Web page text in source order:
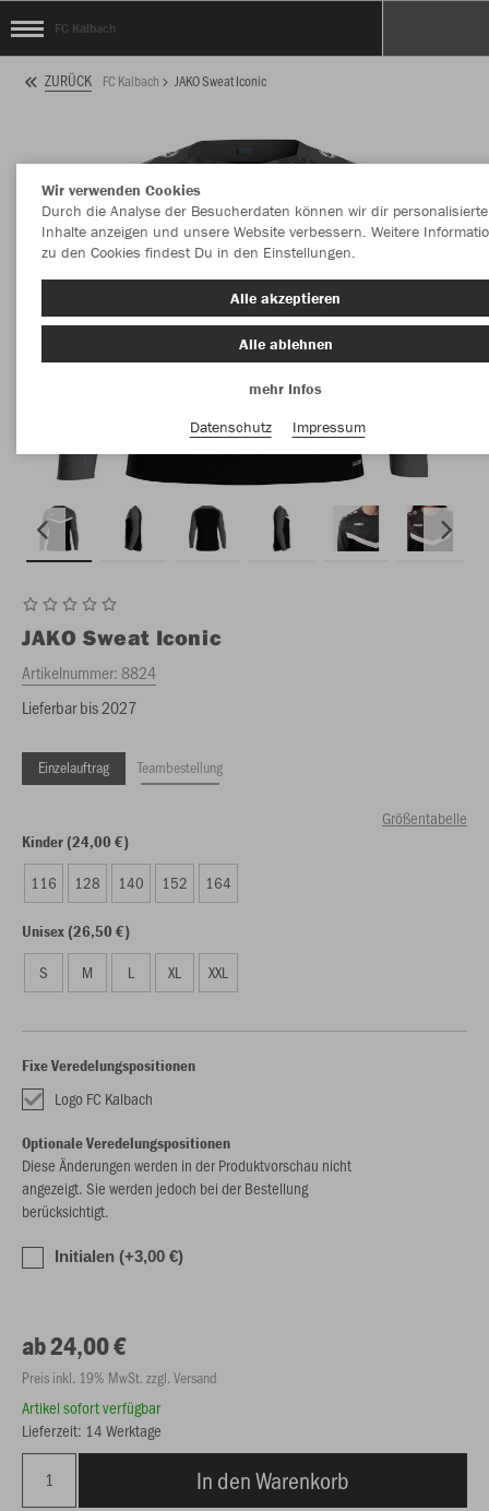
FC Kalbach
ZURÜCK FC Kalbach JAKO Sweat Iconic
JAKO Sweat Iconic
Artikelnummer:8824
Lieferbar bis 2027
Einzelauftrag Teambestellung
Größentabelle
Kinder (24,00 €)
116 128 140 152 164
Unisex (26,50 €)
S M L XL XXL
Fixe Veredelungspositionen
Logo FC Kalbach
Optionale Veredelungspositionen
Diese Änderungen werden in der Produktvorschau nicht
angezeigt. Sie werden jedoch bei der Bestellung
berücksichtigt.
Initialen (+3,00 €)
ab 24,00 €
Preis inkl. 19% MwSt. zzgl. Versand
Artikel sofort verfügbar
Lieferzeit: 14 Werktage
In den Warenkorb
Wir verwenden Cookies
Durch die Analyse der Besucherdaten können wir dir personalisierte
Inhalte anzeigen und unsere Website verbessern. Weitere
zu den Cookies findest Du in den Einstellungen.
Alle akzeptieren
Alle ablehnen
mehr Infos
Datenschutz
Impressum